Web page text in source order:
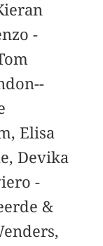
­Elisa
Devika
&